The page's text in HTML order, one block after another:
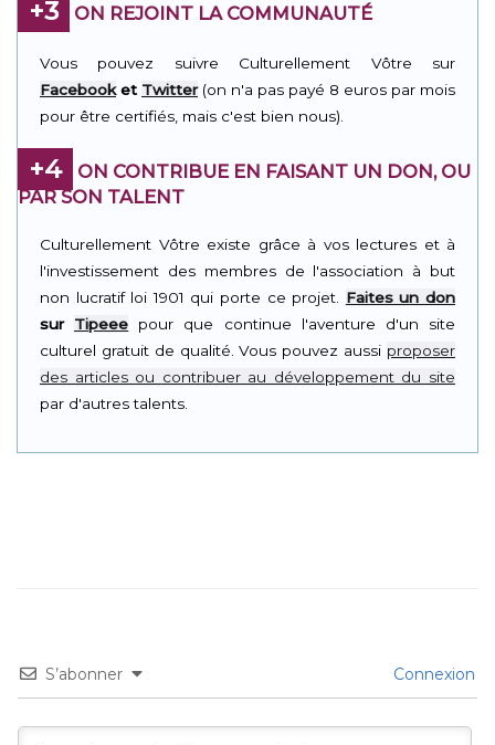
+3 ON REJOINT LA COMMUNAUTÉ
Vous pouvez suivre Culturellement Vôtre sur
Facebooket Twitter(on n'a pas payé 8 euros par mois
pour être certifiés, mais c'est bien nous).
+4
ON CONTRIBUE EN FAISANT UN DON, OU
PAR SON TALENT
Culturellement Vôtre existe grâce à vos lectures et à
l'investissement des membres de l'association à but
non lucratif loi 1901 qui porte ce projet. Faites un don
sur Tipeee pour que continue l'aventure d'un site
culturel gratuit de qualité. Vous pouvez aussi proposer
des articles ou contribuer au développement du site
par d'autres talents.
S’abonner Connexion